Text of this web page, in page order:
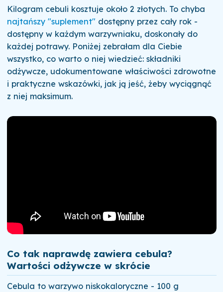
Kilogram cebuli kosztuje około 2 złotych. To chyba
najtańszy "suplement" dostępny przez cały rok -
dostępny w każdym warzywniaku, doskonały do
każdej potrawy. Poniżej zebrałam dla Ciebie
wszystko, co warto o niej wiedzieć: składniki
odżywcze, udokumentowane właściwości zdrowotne
i praktyczne wskazówki, jak ją jeść, żeby wyciągnąć
z niej maksimum.
Co tak naprawdę zawiera cebula?
Wartości odżywcze w skrócie
Cebula to warzywo niskokaloryczne - 100 g